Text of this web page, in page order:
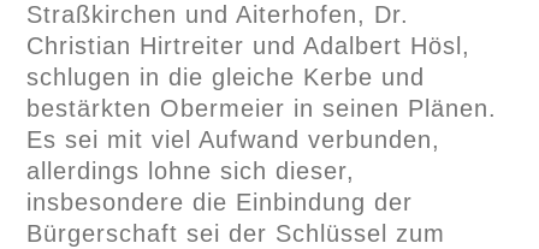
Straßkirchen und Aiterhofen, Dr.
Christian Hirtreiter und Adalbert Hösl,
schlugen in die gleiche Kerbe und
bestärkten Obermeier in seinen Plänen.
Es sei mit viel Aufwand verbunden,
allerdings lohne sich dieser,
insbesondere die Einbindung der
Bürgerschaft sei der Schlüssel zum